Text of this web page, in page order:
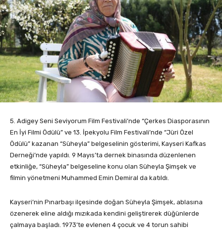
5. Adigey Seni Seviyorum Film Festivali’nde “Çerkes Diasporasının
En İyi Filmi Ödülü” ve 13. İpekyolu Film Festivali’nde “Jüri Özel
Ödülü” kazanan “Süheyla” belgeselinin gösterimi, Kayseri Kafkas
Derneği’nde yapıldı. 9 Mayıs’ta dernek binasında düzenlenen
etkinliğe, “Süheyla” belgeseline konu olan Süheyla Şimşek ve
filmin yönetmeni Muhammed Emin Demiral da katıldı.
Kayseri’nin Pınarbaşı ilçesinde doğan Süheyla Şimşek, ablasına
özenerek eline aldığı mızıkada kendini geliştirerek düğünlerde
çalmaya başladı. 1973’te evlenen 4 çocuk ve 4 torun sahibi